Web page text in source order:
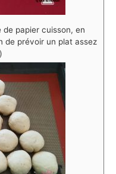
de papier cuisson, en
de prévoir un plat assez